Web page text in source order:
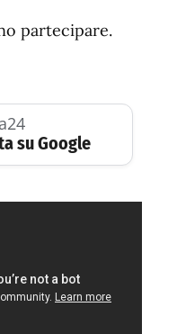
partecipare.
su Google